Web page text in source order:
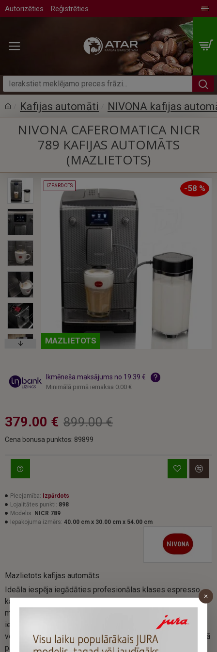
Autorizēties Reģistrēties
Kafijas automāti NIVONA kafijas
NIVONA CAFEROMATICA NICR
789 KAFIJAS AUTOMĀTS
(MAZLIETOTS)
IZPĀRDOTS
MAZLIETOTS
-58 %
Pieejamība:
Izpārdots
Lojalitātes punkti: 898
Modelis: NICR 789
Iepakojuma izmērs: 40.00 cm x 30.00 cm x 54.00 cm
379.00 € 899.00 €
Cena bonusa punktos: 89899
Ikmēneša maksājums no 19.39 €
Minimālā pirmā iemaksa 0.00 €
Mazlietots kafijas automāts
Ideāla iespēja iegādāties profesionālas klases espresso
kafijas automātu ar būtisku ietaupījumu. Iespējamas
minimālas ārējas pazīmes, kas radušās ierīcei esot
iepriekšējā lietošanā, taču tās ir nenozīmīgas un nekādā
veidā neietekmē darbību. Visas funkcijas darbojas precīzi, kā
paredzēts no ražotāja. Garantija 1 gads.